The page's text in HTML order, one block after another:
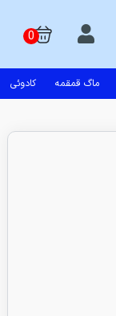
ماگ قمقمه کادوئی